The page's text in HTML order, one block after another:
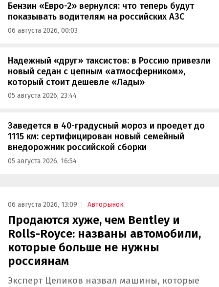
Бензин «Евро-2» вернулся: что теперь будут
показывать водителям на российских АЗС
06 августа 2026, 00:03
Надежный «друг» таксистов: в Россию привезли
новый седан с цепным «атмосферником»,
который стоит дешевле «Лады»
05 августа 2026, 23:44
Заведется в 40-градусный мороз и проедет до
1115 км: сертифицирован новый семейный
внедорожник российской сборки
05 августа 2026, 16:54
06 августа 2026, 13:09 Авторынок
Продаются хуже, чем Bentley и
Rolls-Royce: названы автомобили,
которые больше не нужны
россиянам
Эксперт Целиков назвал машины, которые